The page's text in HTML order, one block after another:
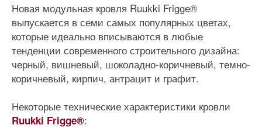
Новая модульная кровля Ruukki Frigge®
выпускается в семи самых популярных цветах,
которые идеально вписываются в любые
тенденции современного строительного дизайна:
черный, вишневый, шоколадно-коричневый, темно-
коричневый, кирпич, антрацит и графит.
Некоторые технические характеристики кровли
Ruukki Frigge®: